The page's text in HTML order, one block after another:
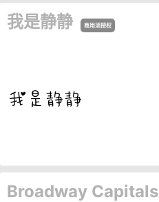
我是静静 商用须授权
Broadway Capitals